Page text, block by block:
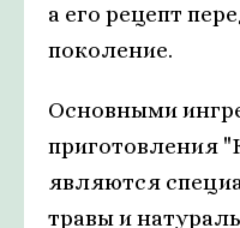
а его рецепт
поколение.
Основными
приготовления
являются
травы и